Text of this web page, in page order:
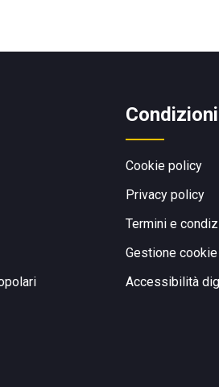
Condizioni
Cookie policy
Privacy policy
Termini e
Gestione cookie
Accessibilità